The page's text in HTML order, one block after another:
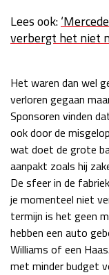
Lees ook:
verbergt het niet
Het waren dan wel
verloren gegaan
Sponsoren vinden
ook door de
wat doet de grote
aanpakt zoals hij
De sfeer in de
je momenteel niet
termijn is het geen
hebben een auto
Williams of een
met minder budget